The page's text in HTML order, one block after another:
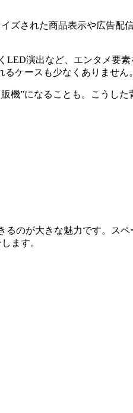
ズされた商品表示や広告配
演出など、エンタメ要
ケースも少なくありません。
”になることも。こうし
のが大きな魅力です。ス
ます。